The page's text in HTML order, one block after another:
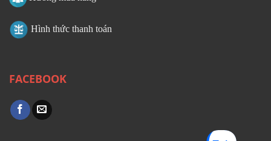
Hình thức thanh toán
FACEBOOK